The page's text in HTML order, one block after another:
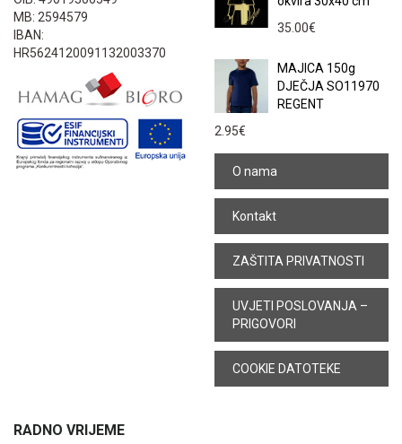
MB: 2594579
IBAN:
HR5624120091132003370
35.00€
MAJICA 150g
DJEČJA SO11970
REGENT
2.95€
O nama
Kontakt
ZAŠTITA PRIVATNOSTI
UVJETI POSLOVANJA –
PRIGOVORI
COOKIE DATOTEKE
RADNO VRIJEME